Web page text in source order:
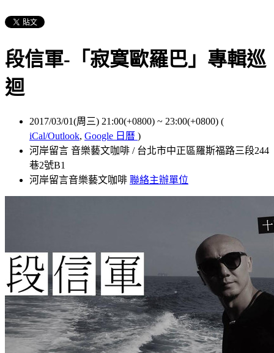
段信軍-「寂寞歐羅巴」專輯巡
迴
2017/03/01(周三) 21:00(+0800) ~ 23:00(+0800) (
iCal/Outlook, Google 日曆 )
河岸留言 音樂藝文咖啡 / 台北市中正區羅斯福路三段244
巷2號B1
河岸留言音樂藝文咖啡 聯絡主辦單位